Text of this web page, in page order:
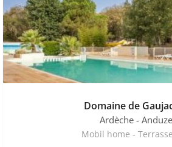
Domaine de
Ardèche - Anduze
Mobil home -